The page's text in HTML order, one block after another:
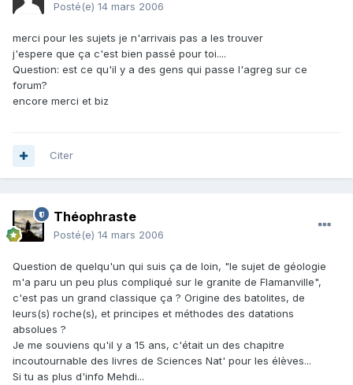
Posté(e) 14 mars 2006
merci pour les sujets je n'arrivais pas a les trouver
j'espere que ça c'est bien passé pour toi....
Question: est ce qu'il y a des gens qui passe l'agreg sur ce
forum?
encore merci et biz
Citer
Théophraste
Posté(e) 14 mars 2006
Question de quelqu'un qui suis ça de loin, "le sujet de géologie
m'a paru un peu plus compliqué sur le granite de Flamanville",
c'est pas un grand classique ça ? Origine des batolites, de
leurs(s) roche(s), et principes et méthodes des datations
absolues ?
Je me souviens qu'il y a 15 ans, c'était un des chapitre
incoutournable des livres de Sciences Nat' pour les élèves...
Si tu as plus d'info Mehdi...